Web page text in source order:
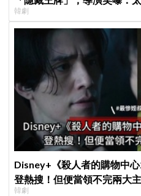
韓劇
Disney+《殺人者的購物中心
登熱搜！但便當領不完兩大
韓劇